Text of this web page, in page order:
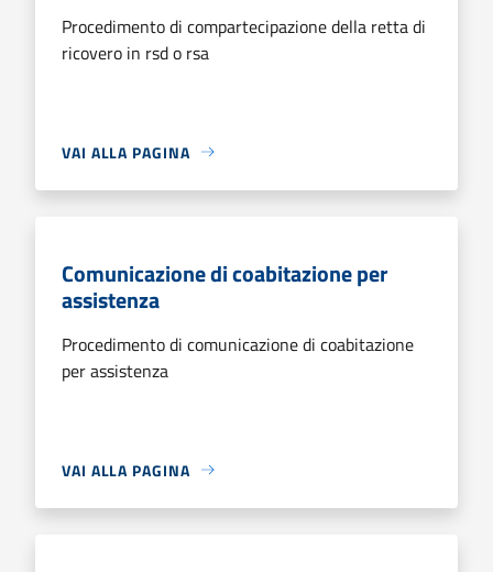
Procedimento di compartecipazione della retta di
ricovero in rsd o rsa
VAI ALLA PAGINA
Comunicazione di coabitazione per
assistenza
Procedimento di comunicazione di coabitazione
per assistenza
VAI ALLA PAGINA